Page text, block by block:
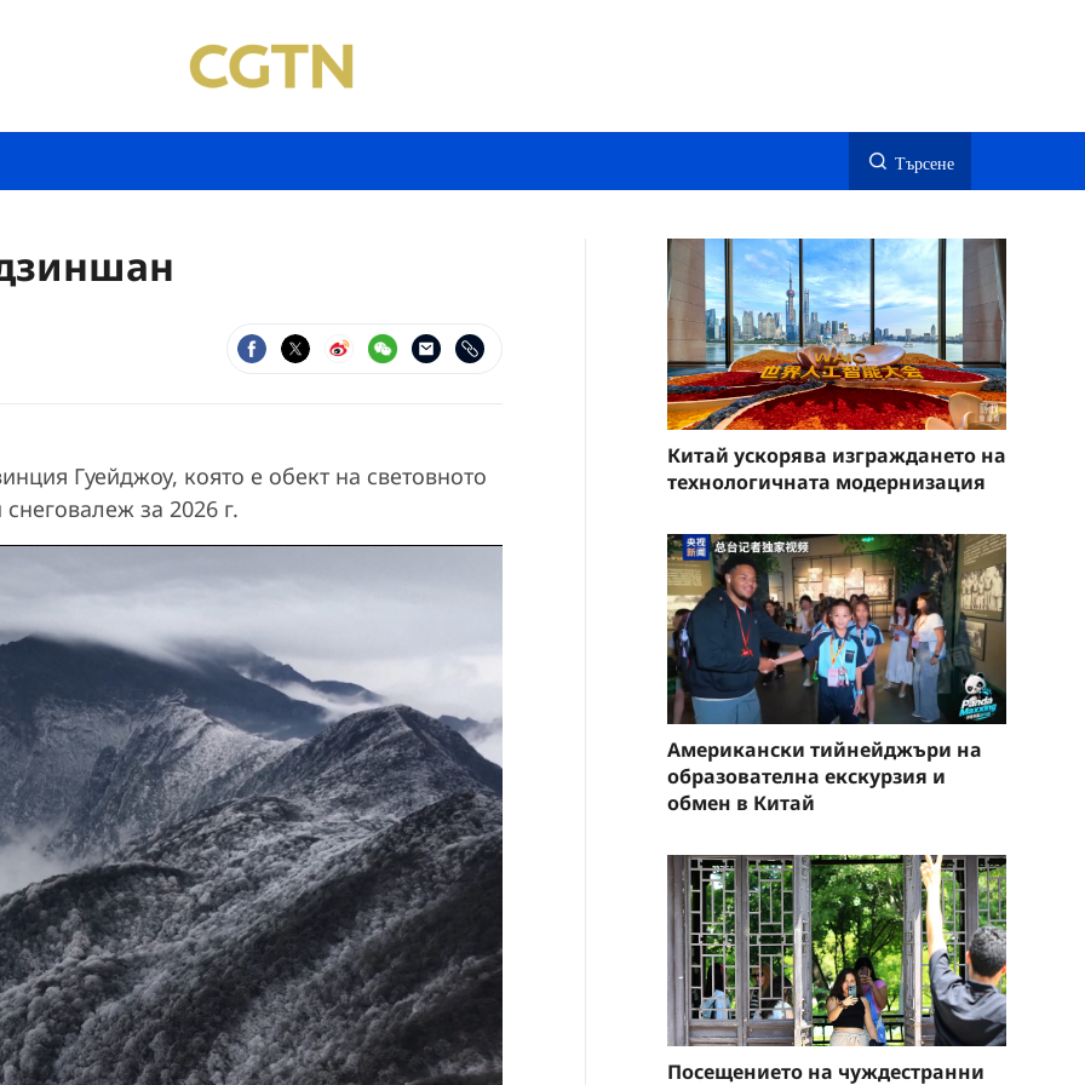
Търсене
Гуейджоу, която е обект на световното
за 2026 г.
Китай ускорява изграждането на
технологичната модернизация
Американски тийнейджъри на
образователна екскурзия и
обмен в Китай
Посещението на чуждестранни